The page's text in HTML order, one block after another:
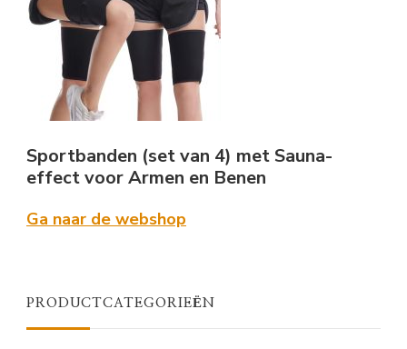
Sportbanden (set van 4) met Sauna-
effect voor Armen en Benen
Ga naar de webshop
PRODUCTCATEGORIEËN